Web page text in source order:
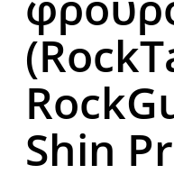
Shin